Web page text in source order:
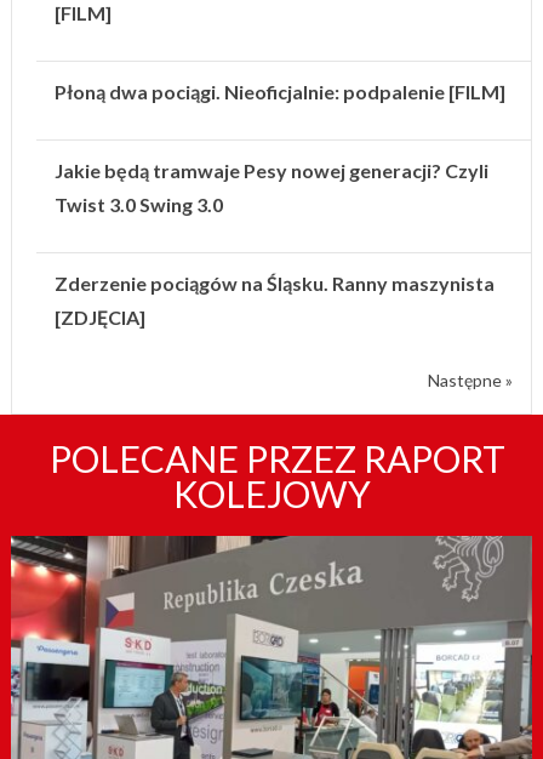
[FILM]
Płoną dwa pociągi. Nieoficjalnie: podpalenie [FILM]
Jakie będą tramwaje Pesy nowej generacji? Czyli
Twist 3.0 Swing 3.0
Zderzenie pociągów na Śląsku. Ranny maszynista
[ZDJĘCIA]
Następne »
POLECANE PRZEZ RAPORT
KOLEJOWY